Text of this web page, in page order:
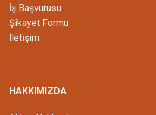
İş Başvurusu
Şikayet Formu
İletişim
HAKKIMIZDA